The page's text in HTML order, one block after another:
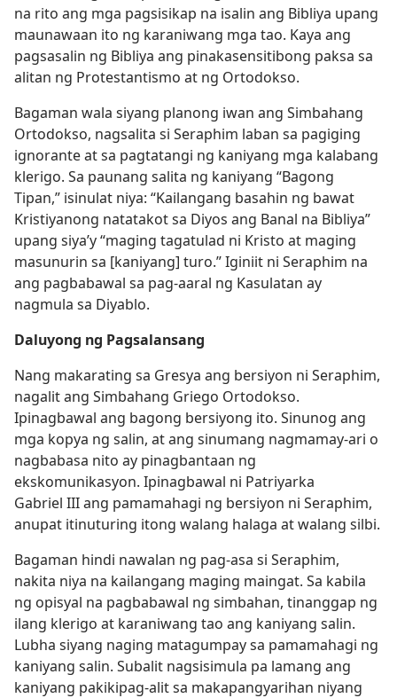
na rito ang mga pagsisikap na isalin ang Bibliya upang
maunawaan ito ng karaniwang mga tao. Kaya ang
pagsasalin ng Bibliya ang pinakasensitibong paksa sa
alitan ng Protestantismo at ng Ortodokso.
Bagaman wala siyang planong iwan ang Simbahang
Ortodokso, nagsalita si Seraphim laban sa pagiging
ignorante at sa pagtatangi ng kaniyang mga kalabang
klerigo. Sa paunang salita ng kaniyang “Bagong
Tipan,” isinulat niya: “Kailangang basahin ng bawat
Kristiyanong natatakot sa Diyos ang Banal na Bibliya”
upang siya’y “maging tagatulad ni Kristo at maging
masunurin sa [kaniyang] turo.” Iginiit ni Seraphim na
ang pagbabawal sa pag-aaral ng Kasulatan ay
nagmula sa Diyablo.
Daluyong ng Pagsalansang
Nang makarating sa Gresya ang bersiyon ni Seraphim,
nagalit ang Simbahang Griego Ortodokso.
Ipinagbawal ang bagong bersiyong ito. Sinunog ang
mga kopya ng salin, at ang sinumang nagmamay-ari o
nagbabasa nito ay pinagbantaan ng
ekskomunikasyon. Ipinagbawal ni Patriyarka
Gabriel III ang pamamahagi ng bersiyon ni Seraphim,
anupat itinuturing itong walang halaga at walang silbi.
Bagaman hindi nawalan ng pag-asa si Seraphim,
nakita niya na kailangang maging maingat. Sa kabila
ng opisyal na pagbabawal ng simbahan, tinanggap ng
ilang klerigo at karaniwang tao ang kaniyang salin.
Lubha siyang naging matagumpay sa pamamahagi ng
kaniyang salin. Subalit nagsisimula pa lamang ang
kaniyang pakikipag-alit sa makapangyarihan niyang